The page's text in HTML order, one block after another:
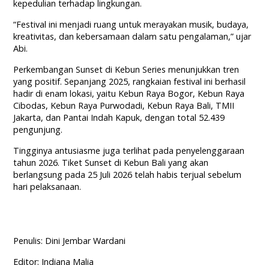
kepedulian terhadap lingkungan.
“Festival ini menjadi ruang untuk merayakan musik, budaya,
kreativitas, dan kebersamaan dalam satu pengalaman,” ujar
Abi.
Perkembangan Sunset di Kebun Series menunjukkan tren
yang positif. Sepanjang 2025, rangkaian festival ini berhasil
hadir di enam lokasi, yaitu Kebun Raya Bogor, Kebun Raya
Cibodas, Kebun Raya Purwodadi, Kebun Raya Bali, TMII
Jakarta, dan Pantai Indah Kapuk, dengan total 52.439
pengunjung.
Tingginya antusiasme juga terlihat pada penyelenggaraan
tahun 2026. Tiket Sunset di Kebun Bali yang akan
berlangsung pada 25 Juli 2026 telah habis terjual sebelum
hari pelaksanaan.
Penulis: Dini Jembar Wardani
Editor: Indiana Malia